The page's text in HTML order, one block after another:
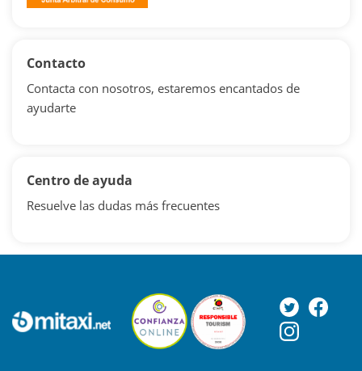
Contacto
Contacta con nosotros, estaremos encantados de
ayudarte
Centro de ayuda
Resuelve las dudas más frecuentes